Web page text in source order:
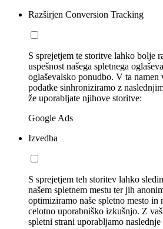
Razširjen Conversion Tracking
S sprejetjem te storitve lahko bolje
uspešnost našega spletnega
oglaševalsko ponudbo. V ta namen
podatke sinhroniziramo z
že uporabljate njihove storitve:
Google Ads
Izvedba
S sprejetjem teh storitev lahko
našem spletnem mestu ter jih
optimiziramo naše spletno mesto in
celotno uporabniško izkušnjo. Z
spletni strani uporabljamo